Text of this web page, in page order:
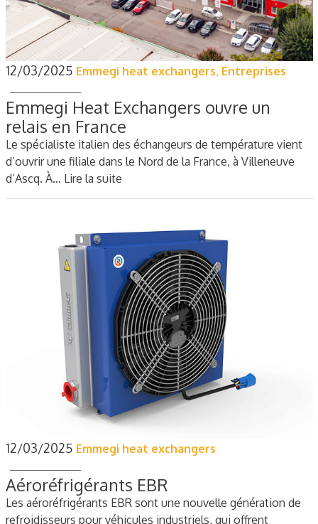
12/03/2025 Emmegi heat exchangers, Entreprises
Emmegi Heat Exchangers ouvre un
relais en France
Le spécialiste italien des échangeurs de température vient
d’ouvrir une filiale dans le Nord de la France, à Villeneuve
d’Ascq. À… Lire la suite
12/03/2025 Emmegi heat exchangers
Aéroréfrigérants EBR
Les aéroréfrigérants EBR sont une nouvelle génération de
refroidisseurs pour véhicules industriels, qui offrent